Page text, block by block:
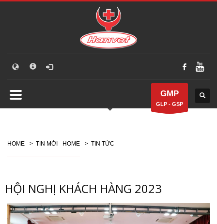
GMP
GLP - GSP
HOME > TIN MỚI HOME > TIN TỨC
HỘI NGHỊ KHÁCH HÀNG 2023